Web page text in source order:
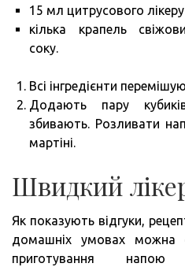
15 мл цитрусового
кілька крапель
соку.
Всі інгредієнти
Додають пару
збивають. Розливати
мартіні.
Швидкий
Як показують відгуки,
домашніх умовах можна
приготування напою